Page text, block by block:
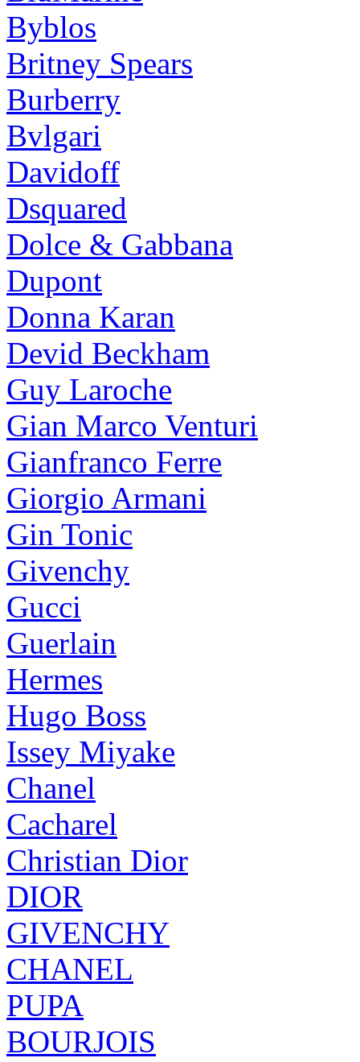
Byblos
Britney Spears
Burberry
Bvlgari
Davidoff
Dsquared
Dolce & Gabbana
Dupont
Donna Karan
Devid Beckham
Guy Laroche
Gian Marco Venturi
Gianfranco Ferre
Giorgio Armani
Gin Tonic
Givenchy
Gucci
Guerlain
Hermes
Hugo Boss
Issey Miyake
Chanel
Cacharel
Christian Dior
DIOR
GIVENCHY
CHANEL
PUPA
BOURJOIS